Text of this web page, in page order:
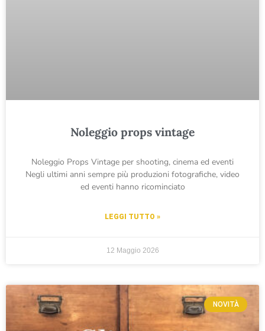
Noleggio props vintage
Noleggio Props Vintage per shooting, cinema ed eventi
Negli ultimi anni sempre più produzioni fotografiche, video
ed eventi hanno ricominciato
LEGGI TUTTO »
12 Maggio 2026
NOVITÀ